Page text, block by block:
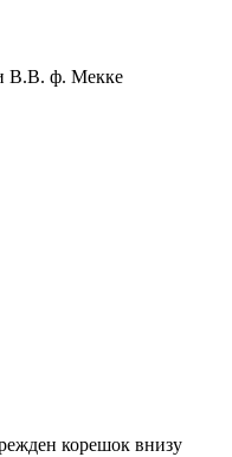
В.В. ф. Мекке
корешок внизу